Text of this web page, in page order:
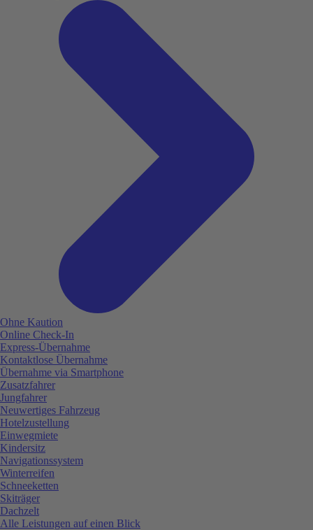
Ohne Kaution
Online Check-In
Express-Übernahme
Kontaktlose Übernahme
Übernahme via Smartphone
Zusatzfahrer
Jungfahrer
Neuwertiges Fahrzeug
Hotelzustellung
Einwegmiete
Kindersitz
Navigationssystem
Winterreifen
Schneeketten
Skiträger
Dachzelt
Alle Leistungen auf einen Blick